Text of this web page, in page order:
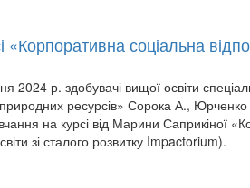
«Корпоративна соціальна
2024 р. здобувачі вищої освіти
природних ресурсів» Сорока А.,
на курсі від Марини Саприкіної
зі сталого розвитку Impactorium).